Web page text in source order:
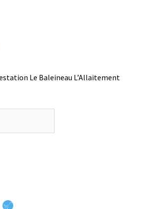
Le Baleineau L’Allaitement